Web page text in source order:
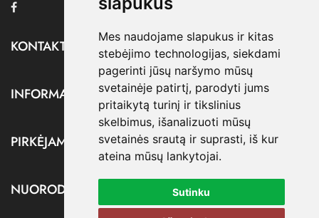
Mes naudojame slapukus ir kitas
stebėjimo technologijas, siekdami
pagerinti jūsų naršymo mūsų
svetainėje patirtį, parodyti jums
pritaikytą turinį ir tikslinius
skelbimus, išanalizuoti mūsų
svetainės srautą ir suprasti, iš kur
ateina mūsų lankytojai.
Sutinku
KONTAKTAI
INFORMACIJA
PIRKĖJAMS
NUORODOS